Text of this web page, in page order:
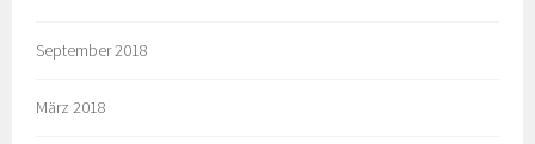
September 2018
März 2018